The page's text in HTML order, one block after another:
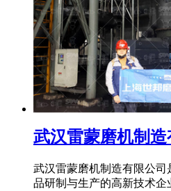
武汉雷蒙磨机制造
武汉雷蒙磨机制造有限公
品研制与生产的高新技术